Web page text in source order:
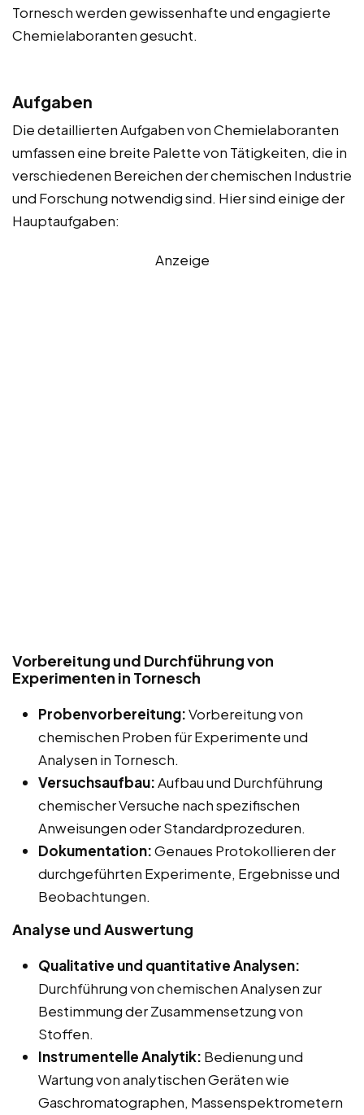
Tornesch werden gewissenhafte und engagierte
Chemielaboranten gesucht.
Aufgaben
Die detaillierten Aufgaben von Chemielaboranten
umfassen eine breite Palette von Tätigkeiten, die in
verschiedenen Bereichen der chemischen Industrie
und Forschung notwendig sind. Hier sind einige der
Hauptaufgaben:
Anzeige
Vorbereitung und Durchführung von
Experimenten in Tornesch
Probenvorbereitung:Vorbereitung von
chemischen Proben für Experimente und
Analysen in Tornesch.
Versuchsaufbau:Aufbau und Durchführung
chemischer Versuche nach spezifischen
Anweisungen oder Standardprozeduren.
Dokumentation:Genaues Protokollieren der
durchgeführten Experimente, Ergebnisse und
Beobachtungen.
Analyse und Auswertung
Qualitative und quantitative Analysen:
Durchführung von chemischen Analysen zur
Bestimmung der Zusammensetzung von
Stoffen.
Instrumentelle Analytik: Bedienung und
Wartung von analytischen Geräten wie
Gaschromatographen, Massenspektrometern